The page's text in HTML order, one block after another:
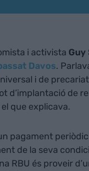
i activista Guy
Davos.
i de
d’implantació de
que explicava.
pagament
de la seva
RBU és proveir